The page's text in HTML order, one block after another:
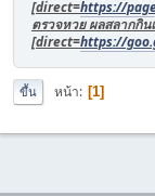
[direct=https://
ตรวจหวย ผลสลากกิ
[direct=https://
ขึ้น หน้า 1